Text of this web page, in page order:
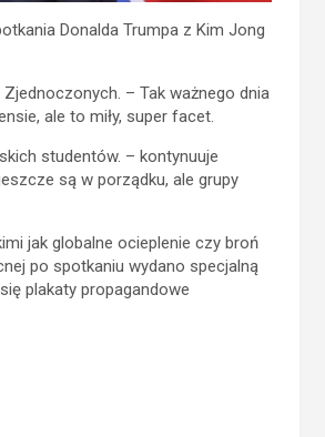
Donalda Trumpa z Kim Jong
– Tak ważnego dnia
ale to miły, super facet.
studentów. – kontynuuje
są w porządku, ale grupy
jak globalne ocieplenie czy broń
po spotkaniu wydano specjalną
plakaty propagandowe